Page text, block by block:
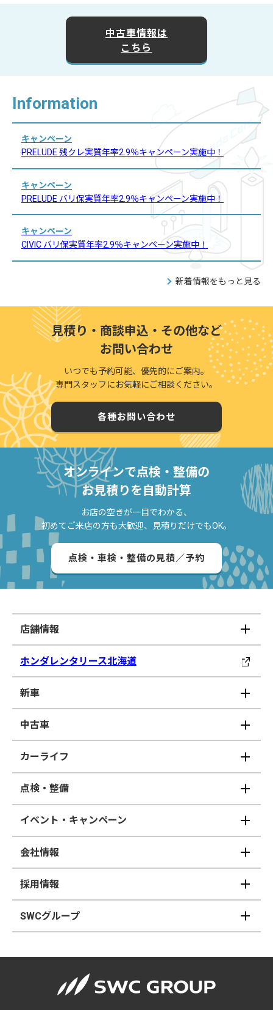
中古車情報は
こちら
Information
キャンペーン
PRELUDE 残クレ実質年率2.9％キャンペーン実施中！
キャンペーン
PRELUDE バリ保実質年率2.9％キャンペーン実施中！
キャンペーン
CIVIC バリ保実質年率2.9％キャンペーン実施中！
新着情報をもっと見る
見積り・商談申込・その他など
お問い合わせ
いつでも予約可能、優先的にご案内。
専門スタッフにお気軽にご相談ください。
各種お問い合わせ
オンラインで点検・整備の
お見積りを自動計算
お店の空きが一目でわかる、
初めてご来店の方も大歓迎、見積りだけでもOK。
点検・車検・整備の見積／予約
店舗情報
ホンダレンタリース北海道
新車
中古車
カーライフ
点検・整備
イベント・キャンペーン
会社情報
採用情報
SWCグループ